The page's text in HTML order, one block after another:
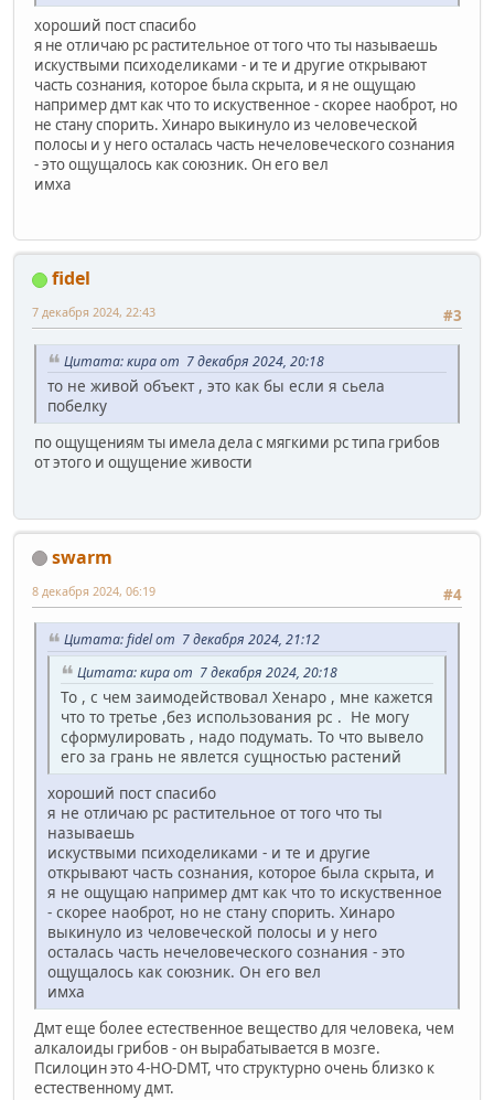
хороший пост спасибо
я не отличаю рс растительное от того что ты называешь
искуствыми психоделиками - и те и другие открывают
часть сознания, которое была скрыта, и я не ощущаю
например дмт как что то искуственное - скорее наоброт, но
не стану спорить. Хинаро выкинуло из человеческой
полосы и у него осталась часть нечеловеческого сознания
- это ощущалось как союзник. Он его вел
имха
fidel
#3
7 декабря 2024, 22:43
Цитата: кира от 7 декабря 2024, 20:18
то не живой объект , это как бы если я сьела
побелку
по ощущениям ты имела дела с мягкими рс типа грибов
от этого и ощущение живости
swarm
#4
8 декабря 2024, 06:19
Цитата: fidel от 7 декабря 2024, 21:12
Цитата: кира от 7 декабря 2024, 20:18
То , с чем заимодействовал Хенаро , мне кажется
что то третье ,без использования рс . Не могу
сформулировать , надо подумать. То что вывело
его за грань не явлется сущностью растений
хороший пост спасибо
я не отличаю рс растительное от того что ты
называешь
искуствыми психоделиками - и те и другие
открывают часть сознания, которое была скрыта, и
я не ощущаю например дмт как что то искуственное
- скорее наоброт, но не стану спорить. Хинаро
выкинуло из человеческой полосы и у него
осталась часть нечеловеческого сознания - это
ощущалось как союзник. Он его вел
имха
Дмт еще более естественное вещество для человека, чем
алкалоиды грибов - он вырабатывается в мозге.
Псилоцин это 4-HO-DMT, что структурно очень близко к
естественному дмт.